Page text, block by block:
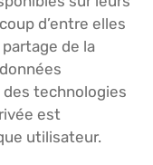
d’entre elles
de la
des technologies
est
utilisateur.